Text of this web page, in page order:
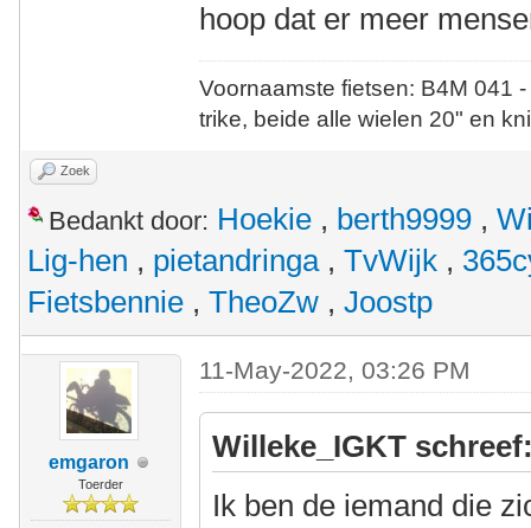
hoop dat er meer
Voornaamste fietsen: B4M
trike, beide alle wielen 20" en
Zoek
Bedankt door: Hoekie , berth9999 ,
Lig-hen , pietandringa, TvWijk ,
Fietsbennie , TheoZw , Joostp
emgaron
Toerder
11-May-2022, 03:26 PM
Willeke_IGKT
Ik ben de iemand die